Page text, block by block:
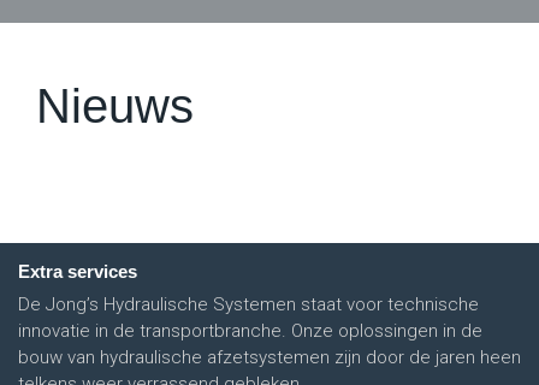
Nieuws
Extra services
De Jong’s Hydraulische Systemen staat voor technische
innovatie in de transportbranche. Onze oplossingen in de
bouw van hydraulische afzetsystemen zijn door de jaren heen